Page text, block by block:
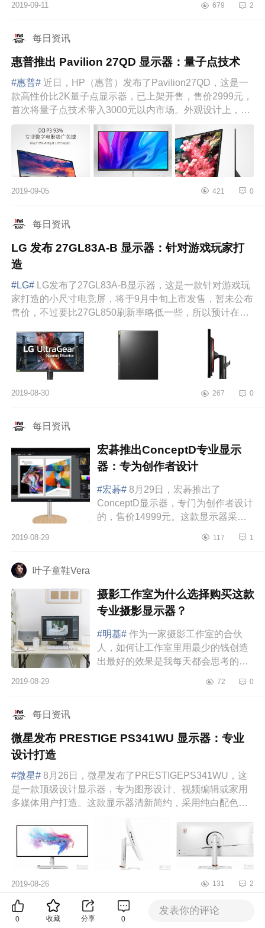
2019-09-11 679 2
每日资讯
惠普推出 Pavilion 27QD 显示器：量子点技术
#惠普# 近日，HP（惠普）发布了Pavilion27QD，这是一
款高性价比2K量子点显示器，已上架开售，售价2999元，
首次将量子点技术带入3000元以内市场。外观设计上，
Pavilion27QD拥有高颜...
2019-09-05 421 0
每日资讯
LG 发布 27GL83A-B 显示器：针对游戏玩家打
造
#LG#
LG发布了27GL83A-B显示器，这是一款针对游戏玩
家打造的小尺寸电竞屏，将于9月中旬上市发售，暂未公布
售价，不过要比27GL850刷新率略低一些，所以预计在
2019-08-30 267 0
每日资讯
宏碁推出ConceptD专业显示
器：专为创作者设计
#宏碁# 8月29日，宏碁推出了
ConceptD显示器，专门为创作者设计
的，售价14999元。这款显示器采用
深，99%AdobeRGB色域，4K分辨
2019-08-29 117 1
叶子童鞋Vera
摄影工作室为什么选择购买这款
专业摄影显示器？
#明基# 作为一家摄影工作室的合伙
人，如何让工作室里用最少的钱创造
出最好的效果是我每天都会思考的问
物美价廉，也更相信一分钱一分货的
2019-08-29 72 0
每日资讯
微星发布 PRESTIGE PS341WU 显示器：专业
设计打造
#微星# 8月26日，微星发布了PRESTIGEPS341WU，这
是一款顶级设计显示器，专为图形设计、视频编辑或家用
多媒体用户打造。这款显示器清新简约，采用纯白配色，
2019-08-26 131 2
每日资讯
0 收藏 分享 0
发表你的评论